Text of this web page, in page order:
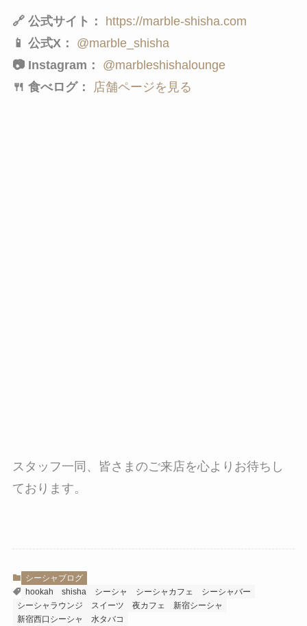
🔗 公式サイト：
https://marble-shisha.com
📱 公式X：
@marble_shisha
📷 Instagram：
@marbleshishalounge
🍴 食べログ：
店舗ページを見る
スタッフ一同、皆さまのご来店を心よりお待ちし
ております。
シーシャブログ
hookah
shisha シーシャ シーシャカフェ
シーシャバー
シーシャラウンジ
スイーツ 夜カフェ
新宿シーシャ
新宿西口シーシャ
水タバコ